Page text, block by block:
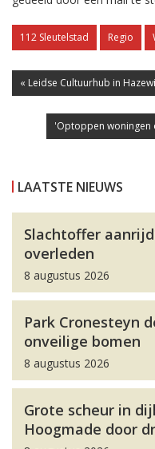
112 Sleutelstad Regio
« Leidse Cultuurhub in
'Optoppen woningen
LAATSTE NIEUWS
Slachtoffer
overleden
8 augustus 2026
Park Cronesteyn
onveilige bomen
8 augustus 2026
Grote scheur in
Hoogmade door